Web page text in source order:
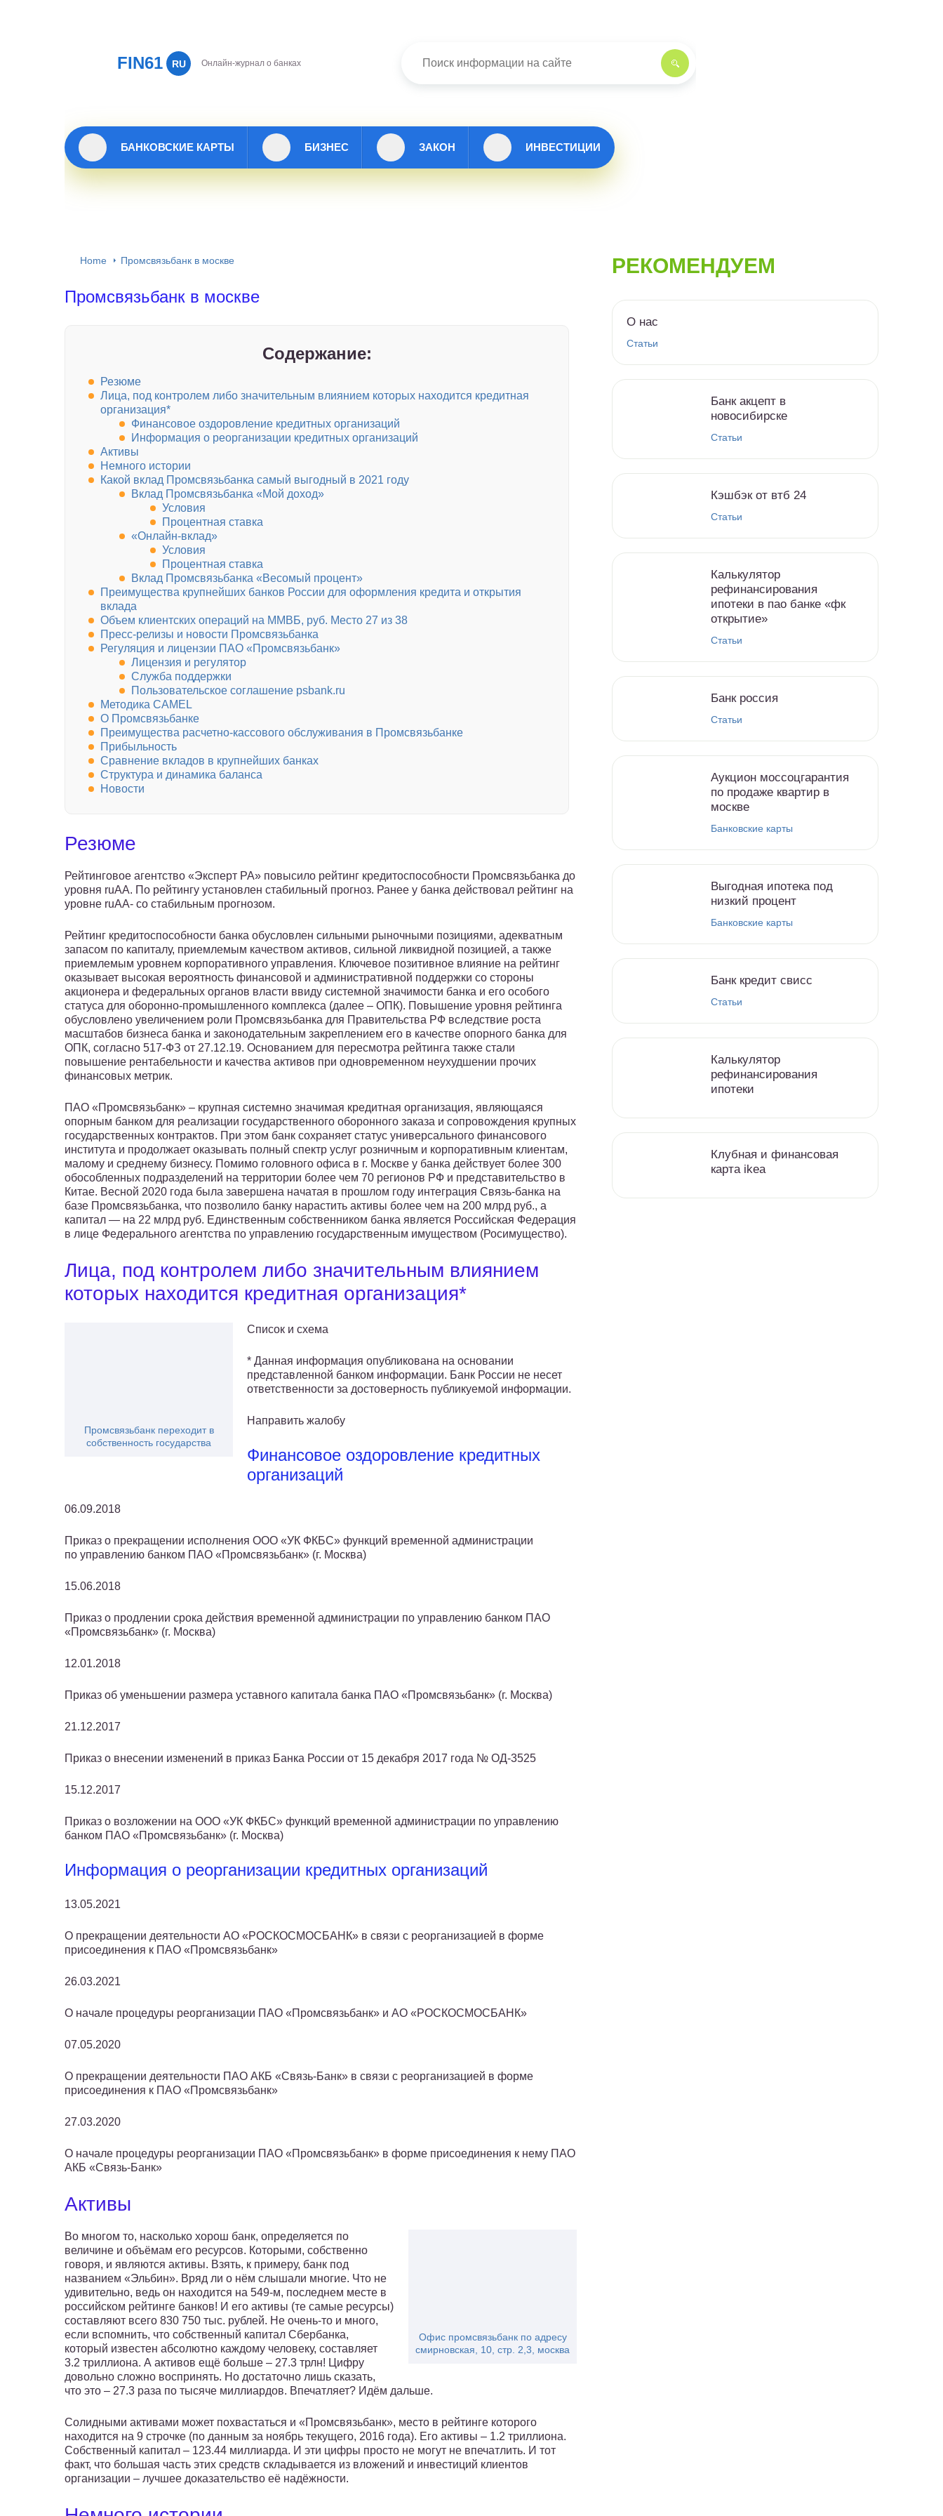
FIN61 RU Онлайн-журнал о банках
БАНКОВСКИЕ КАРТЫ БИЗНЕС ЗАКОН ИНВЕСТИЦИИ
Home Промсвязьбанк в москве
Промсвязьбанк в москве
Содержание:
Резюме
Лица, под контролем либо значительным влиянием которых находится кредитная
организация*
Финансовое оздоровление кредитных организаций
Информация о реорганизации кредитных организаций
Активы
Немного истории
Какой вклад Промсвязьбанка самый выгодный в 2021 году
Вклад Промсвязьбанка «Мой доход»
Условия
Процентная ставка
«Онлайн-вклад»
Условия
Процентная ставка
Вклад Промсвязьбанка «Весомый процент»
Преимущества крупнейших банков России для оформления кредита и открытия
вклада
Объем клиентских операций на ММВБ, руб. Место 27 из 38
Пресс-релизы и новости Промсвязьбанка
Регуляция и лицензии ПАО «Промсвязьбанк»
Лицензия и регулятор
Служба поддержки
Пользовательское соглашение psbank.ru
Методика CAMEL
О Промсвязьбанке
Преимущества расчетно-кассового обслуживания в Промсвязьбанке
Прибыльность
Сравнение вкладов в крупнейших банках
Структура и динамика баланса
Новости
Резюме
Рейтинговое агентство «Эксперт РА» повысило рейтинг кредитоспособности Промсвязьбанка до
уровня ruАА. По рейтингу установлен стабильный прогноз. Ранее у банка действовал рейтинг на
уровне ruАА- со стабильным прогнозом.
Рейтинг кредитоспособности банка обусловлен сильными рыночными позициями, адекватным
запасом по капиталу, приемлемым качеством активов, сильной ликвидной позицией, а также
приемлемым уровнем корпоративного управления. Ключевое позитивное влияние на рейтинг
оказывает высокая вероятность финансовой и административной поддержки со стороны
акционера и федеральных органов власти ввиду системной значимости банка и его особого
статуса для оборонно-промышленного комплекса (далее – ОПК). Повышение уровня рейтинга
обусловлено увеличением роли Промсвязьбанка для Правительства РФ вследствие роста
масштабов бизнеса банка и законодательным закреплением его в качестве опорного банка для
ОПК, согласно 517-ФЗ от 27.12.19. Основанием для пересмотра рейтинга также стали
повышение рентабельности и качества активов при одновременном неухудшении прочих
финансовых метрик.
ПАО «Промсвязьбанк» – крупная системно значимая кредитная организация, являющаяся
опорным банком для реализации государственного оборонного заказа и сопровождения крупных
государственных контрактов. При этом банк сохраняет статус универсального финансового
института и продолжает оказывать полный спектр услуг розничным и корпоративным клиентам,
малому и среднему бизнесу. Помимо головного офиса в г. Москве у банка действует более 300
обособленных подразделений на территории более чем 70 регионов РФ и представительство в
Китае. Весной 2020 года была завершена начатая в прошлом году интеграция Связь-банка на
базе Промсвязьбанка, что позволило банку нарастить активы более чем на 200 млрд руб., а
капитал — на 22 млрд руб. Единственным собственником банка является Российская Федерация
в лице Федерального агентства по управлению государственным имуществом (Росимущество).
Лица, под контролем либо значительным влиянием
которых находится кредитная организация*
Промсвязьбанк переходит в
собственность государства
Список и схема
* Данная информация опубликована на основании
представленной банком информации. Банк России не несет
ответственности за достоверность публикуемой информации.
Направить жалобу
Финансовое оздоровление кредитных
организаций
06.09.2018
Приказ о прекращении исполнения ООО «УК ФКБС» функций временной администрации
по управлению банком ПАО «Промсвязьбанк» (г. Москва)
15.06.2018
Приказ о продлении срока действия временной администрации по управлению банком ПАО
«Промсвязьбанк» (г. Москва)
12.01.2018
Приказ об уменьшении размера уставного капитала банка ПАО «Промсвязьбанк» (г. Москва)
21.12.2017
Приказ о внесении изменений в приказ Банка России от 15 декабря 2017 года № ОД-3525
15.12.2017
Приказ о возложении на ООО «УК ФКБС» функций временной администрации по управлению
банком ПАО «Промсвязьбанк» (г. Москва)
Информация о реорганизации кредитных организаций
13.05.2021
О прекращении деятельности АО «РОСКОСМОСБАНК» в связи с реорганизацией в форме
присоединения к ПАО «Промсвязьбанк»
26.03.2021
О начале процедуры реорганизации ПАО «Промсвязьбанк» и АО «РОСКОСМОСБАНК»
07.05.2020
О прекращении деятельности ПАО АКБ «Связь-Банк» в связи с реорганизацией в форме
присоединения к ПАО «Промсвязьбанк»
27.03.2020
О начале процедуры реорганизации ПАО «Промсвязьбанк» в форме присоединения к нему ПАО
АКБ «Связь-Банк»
Активы
Офис промсвязьбанк по адресу
смирновская, 10, стр. 2,3, москва
Во многом то, насколько хорош банк, определяется по
величине и объёмам его ресурсов. Которыми, собственно
говоря, и являются активы. Взять, к примеру, банк под
названием «Эльбин». Вряд ли о нём слышали многие. Что не
удивительно, ведь он находится на 549-м, последнем месте в
российском рейтинге банков! И его активы (те самые ресурсы)
составляют всего 830 750 тыс. рублей. Не очень-то и много,
если вспомнить, что собственный капитал Сбербанка,
который известен абсолютно каждому человеку, составляет
3.2 триллиона. А активов ещё больше – 27.3 трлн! Цифру
довольно сложно воспринять. Но достаточно лишь сказать,
что это – 27.3 раза по тысяче миллиардов. Впечатляет? Идём дальше.
Солидными активами может похвастаться и «Промсвязьбанк», место в рейтинге которого
находится на 9 строчке (по данным за ноябрь текущего, 2016 года). Его активы – 1.2 триллиона.
Собственный капитал – 123.44 миллиарда. И эти цифры просто не могут не впечатлить. И тот
факт, что большая часть этих средств складывается из вложений и инвестиций клиентов
организации – лучшее доказательство её надёжности.
РЕКОМЕНДУЕМ
О нас
Статьи
Банк акцепт в
новосибирске
Статьи
Кэшбэк от втб 24
Статьи
Калькулятор
рефинансирования
ипотеки в пао банке «фк
открытие»
Статьи
Банк россия
Статьи
Аукцион моссоцгарантия
по продаже квартир в
москве
Банковские карты
Выгодная ипотека под
низкий процент
Банковские карты
Банк кредит свисс
Статьи
Калькулятор
рефинансирования
ипотеки
Клубная и финансовая
карта ikea